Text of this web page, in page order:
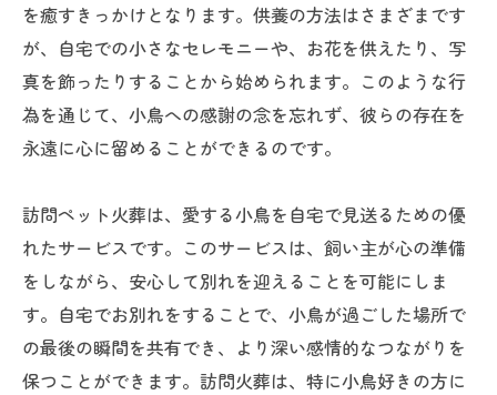
を癒すきっかけとなります。供養の方法はさまざまです
が、自宅での小さなセレモニーや、お花を供えたり、写
真を飾ったりすることから始められます。このような行
為を通じて、小鳥への感謝の念を忘れず、彼らの存在を
永遠に心に留めることができるのです。
訪問ペット火葬は、愛する小鳥を自宅で見送るための優
れたサービスです。このサービスは、飼い主が心の準備
をしながら、安心して別れを迎えることを可能にしま
す。自宅でお別れをすることで、小鳥が過ごした場所で
の最後の瞬間を共有でき、より深い感情的なつながりを
保つことができます。訪問火葬は、特に小鳥好きの方に